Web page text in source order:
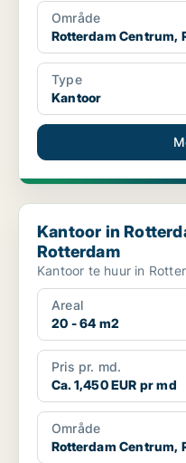
Område
Rotterdam Centrum,
Type
Kantoor
Kantoor in Rotterdam
Kantoor in
Rotterdam
Kantoor te huur in
Areal
20 - 64 m2
Pris pr. md.
Ca. 1,450 EUR pr md
Område
Rotterdam Centrum,